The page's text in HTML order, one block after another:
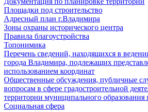
Площадки под строительство
Адресный план г.Владимира
Зоны охраны исторического центра
Правила благоустройства
Топонимика
Перечень сведений, находящихся в
города Владимира, подлежащих
использованием координат
Общественные обсуждения, публичные
вопросам в сфере градостроительной
территории муниципального
Социальная сфера